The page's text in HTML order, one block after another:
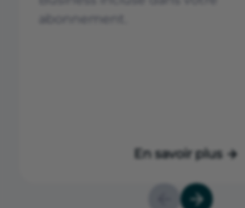
abonnement.
En savoir plus